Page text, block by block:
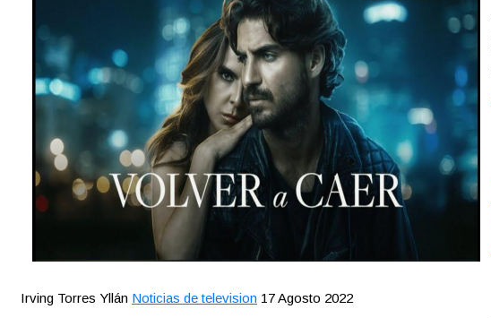
Irving Torres Yllán Noticias de television 17 Agosto 2022